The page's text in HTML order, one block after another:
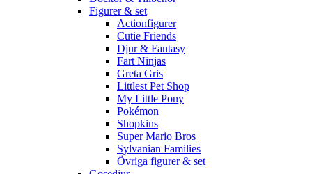
Figurer & set
Actionfigurer
Cutie Friends
Djur & Fantasy
Fart Ninjas
Greta Gris
Littlest Pet Shop
My Little Pony
Pokémon
Shopkins
Super Mario Bros
Sylvanian Families
Övriga figurer & set